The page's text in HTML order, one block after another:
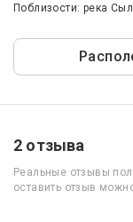
Поблизости: река
2 отзыва
Реальные отзывы
оставить отзыв